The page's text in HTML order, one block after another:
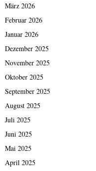
März 2026
Februar 2026
Januar 2026
Dezember 2025
November 2025
Oktober 2025
September 2025
August 2025
Juli 2025
Juni 2025
Mai 2025
April 2025